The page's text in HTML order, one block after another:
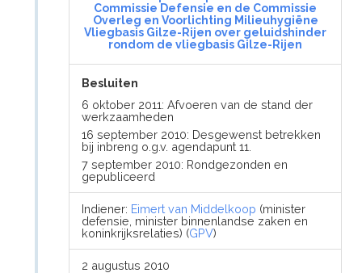
Commissie Defensie en de Commissie
Overleg en Voorlichting Milieuhygiëne
Vliegbasis Gilze-Rijen over geluidshinder
rondom de vliegbasis Gilze-Rijen
Besluiten
6 oktober 2011: Afvoeren van de stand der
werkzaamheden
16 september 2010: Desgewenst betrekken
bij inbreng o.g.v. agendapunt 11.
7 september 2010: Rondgezonden en
gepubliceerd
Indiener: Eimert van Middelkoop (minister
defensie, minister binnenlandse zaken en
koninkrijksrelaties) (GPV)
2 augustus 2010